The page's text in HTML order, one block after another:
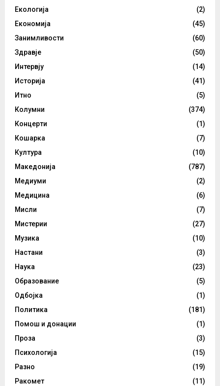
Екологија
(2)
Економија
(45)
Занимливости
(60)
Здравје
(50)
Интервју
(14)
Историја
(41)
Итно
(5)
Колумни
(374)
Концерти
(1)
Кошарка
(7)
Култура
(10)
Македонија
(787)
Медиуми
(2)
Медицина
(6)
Мисли
(7)
Мистерии
(27)
Музика
(10)
Настани
(3)
Наука
(23)
Образование
(5)
Одбојка
(1)
Политика
(181)
Помош и донации
(1)
Проза
(3)
Психологија
(15)
Разно
(19)
Ракомет
(11)